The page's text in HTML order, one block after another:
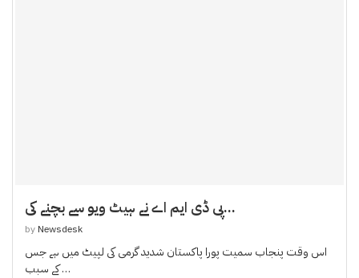
پی ڈی ایم اے نے ہیٹ ویو سے بچنے کی...
by Newsdesk
اس وقت پنجاب سمیت پورا پاکستان شدید گرمی کی لپیٹ میں ہے جس
کے سبب …